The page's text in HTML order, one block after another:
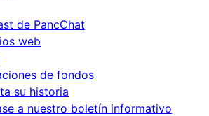
de PancChat
web
de fondos
su historia
a nuestro boletín informativo